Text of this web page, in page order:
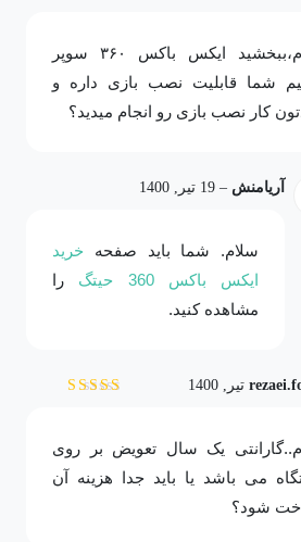
سلام،ببخشید ایکس باکس ۳۶۰ سوپر
شما قابلیت نصب بازی داره و
کار نصب بازی رو انجام میدید؟
آریامنش – 19 تیر, 1400
سلام. شما باید صفحه خرید
ایکس باکس 360 حیتگ
را
مشاهده کنید.
یک سال تعویض بر روی
می باشد یا باید جدا هزینه آن
شود؟